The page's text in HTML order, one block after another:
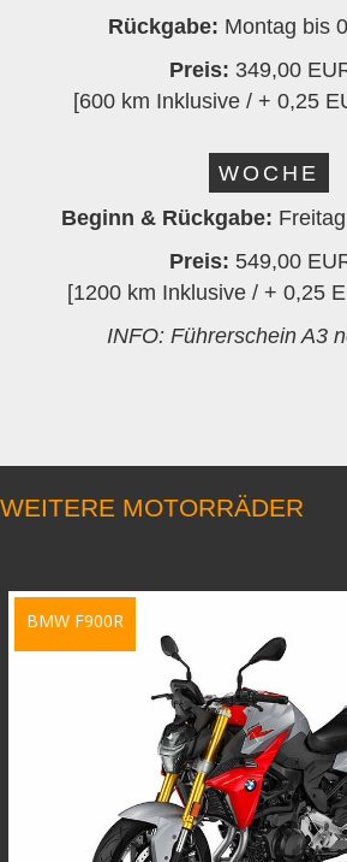
Rückgabe: Montag bis
Preis: 349,00
[600 km Inklusive / + 0,25
WOCHE
Beginn & Rückgabe:
Preis: 549,00
[1200 km Inklusive / + 0,25
INFO: Führerschein A3
WEITERE MOTORRÄDER
BMW F900R